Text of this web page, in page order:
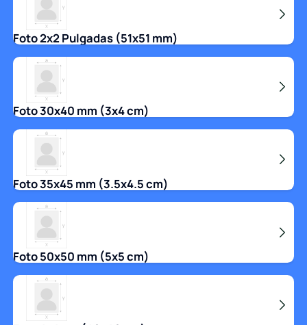
Foto 2x2 Pulgadas (51x51 mm)
Foto 30x40 mm (3x4 cm)
Foto 35x45 mm (3.5x4.5 cm)
Foto 50x50 mm (5x5 cm)